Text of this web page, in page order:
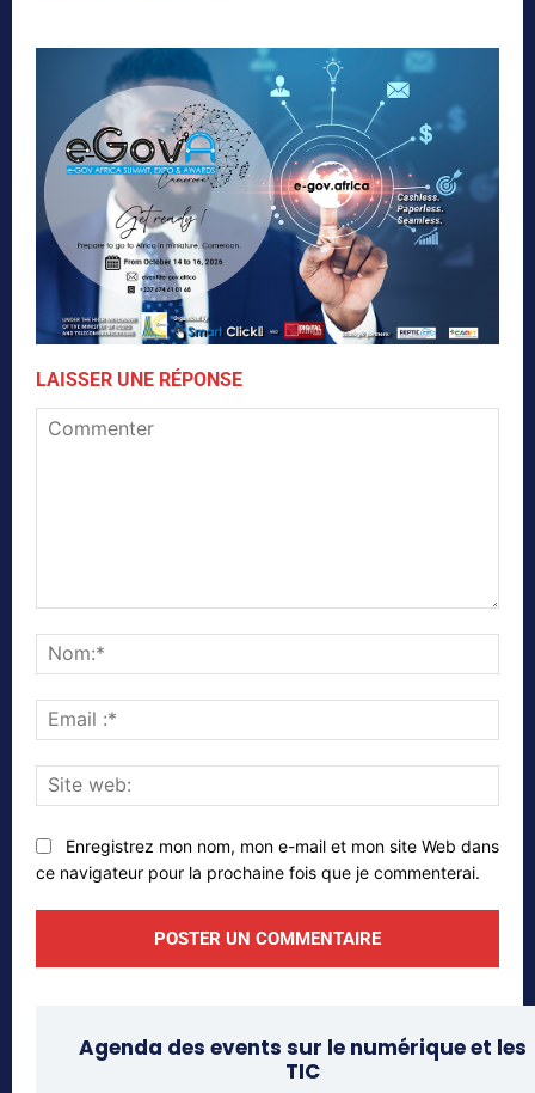
LAISSER UNE RÉPONSE
:*
web:
Enregistrez mon nom, mon e-mail et mon site Web dans
ce navigateur pour la prochaine fois que je commenterai.
Agenda des events sur le numérique et les
TIC